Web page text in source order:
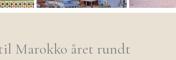
Marokko året rundt